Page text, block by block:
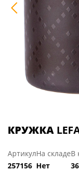
КРУЖКА
Артикул
257156
На складе
Нет
В
36